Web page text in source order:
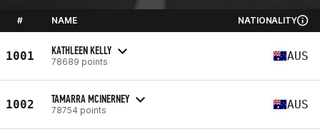
# NAME NATIONALITY
1001 KATHLEEN KELLY
78689 points AUS
1002 TAMARRA MCINERNEY
78754 points AUS